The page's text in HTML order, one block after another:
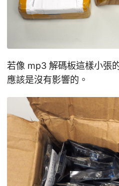
若像 mp3 解碼板這樣小張
應該是沒有影響的。